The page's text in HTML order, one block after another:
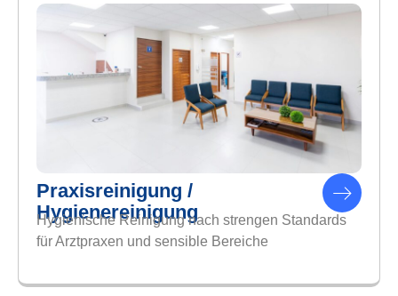
Praxisreinigung /
Hygienereinigung
Hygienische Reinigung nach strengen Standards
für Arztpraxen und sensible Bereiche